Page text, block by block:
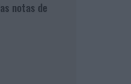
notas de